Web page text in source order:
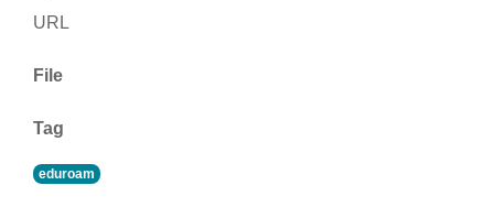
URL
File
Tag
eduroam